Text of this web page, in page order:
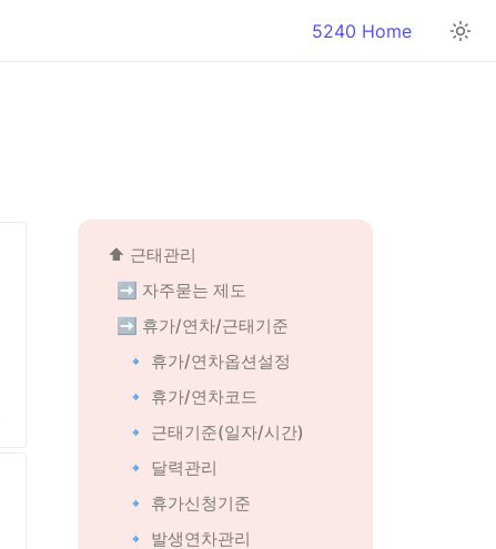
5240 Home
⬆️ 근태관리
➡️ 자주묻는 제도
➡️ 휴가/연차/근태기준
🔹 휴가/연차옵션설정
🔹 휴가/연차코드
🔹 근태기준(일자/시간)
🔹 달력관리
🔹 휴가신청기준
🔹 발생연차관리